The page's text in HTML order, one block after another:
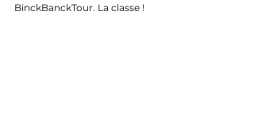
BinckBanckTour. La classe !